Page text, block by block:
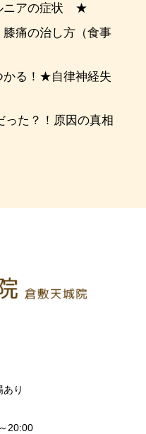
アの症状 ★
痛の治し方（食事
かる！★自律神経失
った？！原因の真相
り
20:00